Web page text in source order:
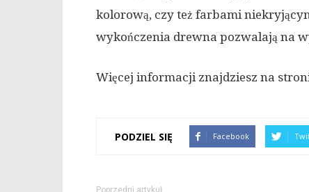
kolorową, czy też farbami
wykończenia drewna pozwalają na
Więcej informacji znajdziesz na
PODZIEL SIĘ Facebook
Poprzedni artykuł